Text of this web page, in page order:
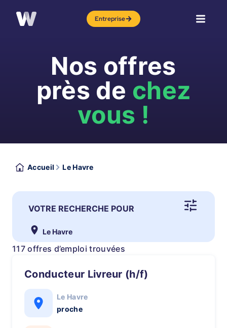
Entreprise
Nos offres
près de chez
vous !
Accueil Le Havre
VOTRE RECHERCHE POUR
Le Havre
117 offres d’emploi trouvées
Conducteur Livreur (h/f)
Le Havre
proche